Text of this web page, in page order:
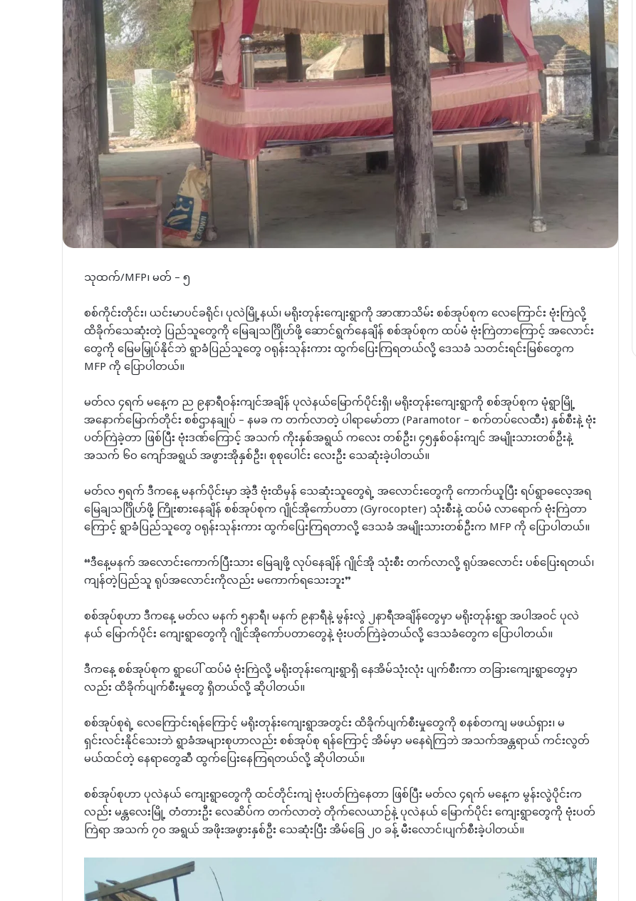
သုထက်/MFP၊ မတ် – ၅
စစ်ကိုင်းတိုင်း၊ ယင်းမာပင်ခရိုင်၊ ပုလဲမြို့နယ်၊ မရိုးတုန်းကျေးရွာကို အာဏာသိမ်း စစ်အုပ်စုက လေကြောင်း ဗုံးကြဲလို့
ထိခိုက်သေဆုံးတဲ့ ပြည်သူတွေကို မြေချသင်္ဂြိုဟ်ဖို့ ဆောင်ရွက်နေချိန် စစ်အုပ်စုက ထပ်မံ ဗုံးကြဲတာကြောင့် အလောင်း
တွေကို မြေမမြှုပ်နိုင်ဘဲ ရွာခံပြည်သူတွေ ဝရုန်းသုန်းကား ထွက်ပြေးကြရတယ်လို့ ဒေသခံ သတင်းရင်းမြစ်တွေက
MFP ကို ပြောပါတယ်။
မတ်လ ၄ရက် မနေ့က ည ၉နာရီဝန်းကျင်အချိန် ပုလဲနယ်မြောက်ပိုင်းရှိ၊ မရိုးတုန်းကျေးရွာကို စစ်အုပ်စုက မုံရွာမြို့
အနောက်မြောက်တိုင်း စစ်ဌာနချုပ် – နမခ က တက်လာတဲ့ ပါရာမော်တာ (Paramotor – စက်တပ်လေထီး) နှစ်စီးနဲ့ ဗုံး
ပတ်ကြဲခဲ့တာ ဖြစ်ပြီး ဗုံးဒဏ်ကြောင့် အသက် ကိုးနှစ်အရွယ် ကလေး တစ်ဦး၊ ၄၅နှစ်ဝန်းကျင် အမျိုးသားတစ်ဦးနဲ့
အသက် ၆၀ ကျော်အရွယ် အဖွားအိုနှစ်ဦး၊ စုစုပေါင်း လေးဦး သေဆုံးခဲ့ပါတယ်။
မတ်လ ၅ရက် ဒီကနေ့ မနက်ပိုင်းမှာ အဲ့ဒီ ဗုံးထိမှန် သေဆုံးသူတွေရဲ့ အလောင်းတွေကို ကောက်ယူပြီး ရပ်ရွာဓလေ့အရ
မြေချသင်္ဂြိုဟ်ဖို့ ကြိုးစားနေချိန် စစ်အုပ်စုက ဂျိုင်အိုကော်ပတာ (Gyrocopter) သုံးစီးနဲ့ ထပ်မံ လာရောက် ဗုံးကြဲတာ
ကြောင့် ရွာခံပြည်သူတွေ ဝရုန်းသုန်းကား ထွက်ပြေးကြရတာလို့ ဒေသခံ အမျိုးသားတစ်ဦးက MFP ကို ပြောပါတယ်။
“ဒီနေ့မနက် အလောင်းကောက်ပြီးသား မြေချဖို့ လုပ်နေချိန် ဂျိုင်အို သုံးစီး တက်လာလို့ ရုပ်အလောင်း ပစ်ပြေးရတယ်၊
ကျန်တဲ့ပြည်သူ ရုပ်အလောင်းကိုလည်း မကောက်ရသေးဘူး”
စစ်အုပ်စုဟာ ဒီကနေ့ မတ်လ မနက် ၅နာရီ၊ မနက် ၉နာရီနဲ့ မွန်းလွဲ ၂နာရီအချိန်တွေမှာ မရိုးတုန်းရွာ အပါအဝင် ပုလဲ
နယ် မြောက်ပိုင်း ကျေးရွာတွေကို ဂျိုင်အိုကော်ပတာတွေနဲ့ ဗုံးပတ်ကြဲခဲ့တယ်လို့ ဒေသခံတွေက ပြောပါတယ်။
ဒီကနေ့ စစ်အုပ်စုက ရွာပေါ် ထပ်မံ ဗုံးကြဲလို့ မရိုးတုန်းကျေးရွာရှိ နေအိမ်သုံးလုံး ပျက်စီးကာ တခြားကျေးရွာတွေမှာ
လည်း ထိခိုက်ပျက်စီးမှုတွေ ရှိတယ်လို့ ဆိုပါတယ်။
စစ်အုပ်စုရဲ့ လေကြောင်းရန်ကြောင့် မရိုးတုန်းကျေးရွာအတွင်း ထိခိုက်ပျက်စီးမှုတွေကို စနစ်တကျ မဖယ်ရှား၊ မ
ရှင်းလင်းနိုင်သေးဘဲ ရွာခံအများစုဟာလည်း စစ်အုပ်စု ရန်ကြောင့် အိမ်မှာ မနေရဲကြဘဲ အသက်အန္တရာယ် ကင်းလွတ်
မယ်ထင်တဲ့ နေရာတွေဆီ ထွက်ပြေးနေကြရတယ်လို့ ဆိုပါတယ်။
စစ်အုပ်စုဟာ ပုလဲနယ် ကျေးရွာတွေကို ထင်တိုင်းကျဲ ဗုံးပတ်ကြဲနေတာ ဖြစ်ပြီး မတ်လ ၄ရက် မနေ့က မွန်းလွဲပိုင်းက
လည်း မန္တလေးမြို့ တံတားဦး လေဆိပ်က တက်လာတဲ့ တိုက်လေယာဉ်နဲ့ ပုလဲနယ် မြောက်ပိုင်း ကျေးရွာတွေကို ဗုံးပတ်
ကြဲရာ အသက် ၇၀ အရွယ် အဖိုးအဖွားနှစ်ဦး သေဆုံးပြီး အိမ်ခြေ ၂၀ ခန့် မီးလောင်၊ပျက်စီးခဲ့ပါတယ်။